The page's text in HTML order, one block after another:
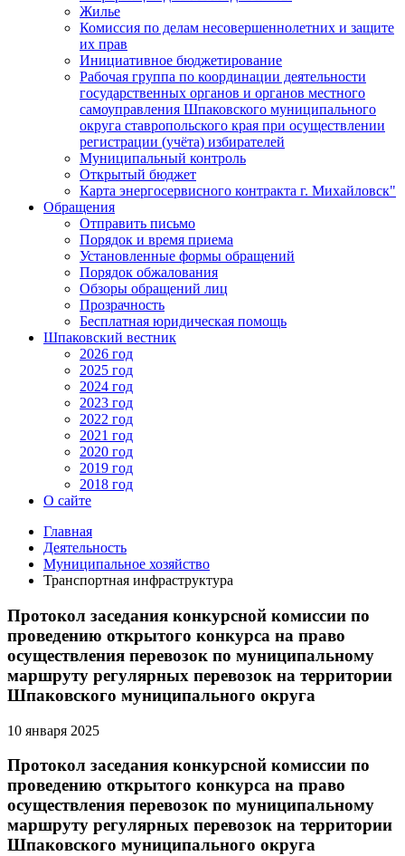
Жилье
Комиссия по делам несовершеннолетних и защите
их прав
Инициативное бюджетирование
Рабочая группа по координации деятельности
государственных органов и органов местного
самоуправления Шпаковского муниципального
округа ставропольского края при осуществлении
регистрации (учёта) избирателей
Муниципальный контроль
Открытый бюджет
Карта энергосервисного контракта г. Михайловск"
Обращения
Отправить письмо
Порядок и время приема
Установленные формы обращений
Порядок обжалования
Обзоры обращений лиц
Прозрачность
Бесплатная юридическая помощь
Шпаковский вестник
2026 год
2025 год
2024 год
2023 год
2022 год
2021 год
2020 год
2019 год
2018 год
О сайте
Главная
Деятельность
Муниципальное хозяйство
Транспортная инфраструктура
Протокол заседания конкурсной комиссии по
проведению открытого конкурса на право
осуществления перевозок по муниципальному
маршруту регулярных перевозок на территории
Шпаковского муниципального округа
10 января 2025
Протокол заседания конкурсной комиссии по
проведению открытого конкурса на право
осуществления перевозок по муниципальному
маршруту регулярных перевозок на территории
Шпаковского муниципального округа